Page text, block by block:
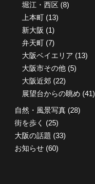
堀江・西区 (8)
上本町 (13)
新大阪 (1)
弁天町 (7)
大阪ベイエリア (13)
大阪市その他 (5)
大阪近郊 (22)
展望台からの眺め (41)
自然・風景写真 (28)
街を歩く (25)
大阪の話題 (33)
お知らせ (60)